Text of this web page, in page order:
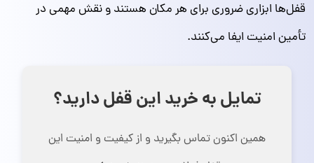
قفل‌ها ابزاری ضروری برای هر مکان هستند و نقش مهمی در
تأمین امنیت ایفا می‌کنند.
تمایل به خرید این قفل دارید؟
همین اکنون تماس بگیرید و از کیفیت و امنیت این